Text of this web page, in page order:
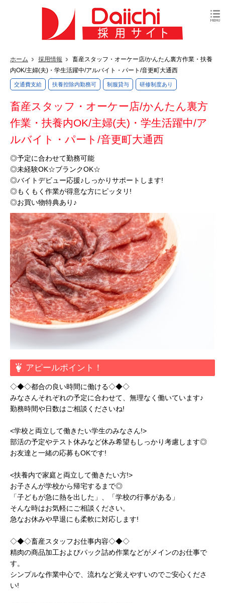
ホーム 採用情報
畜産スタッフ・オーケー店/かんたん裏方作業・扶養
内OK/主婦(夫)・学生活躍中/アルバイト・パート/音更町大通西
交通費支給 扶養控除内勤務可 制服貸与 研修制度あり
畜産スタッフ・オーケー店/かんたん裏方
作業・扶養内OK/主婦(夫)・学生活躍中/ア
ルバイト・パート/音更町大通西
◎予定に合わせて勤務可能
◎未経験OK☆ブランクOK☆
◎バイトデビュー応援♪しっかりサポートします!
◎もくもく作業が得意な方にピッタリ!
◎お買い物特典あり♪
アピールポイント！
◇◆◇都合の良い時間に働ける◇◆◇
みなさんそれぞれの予定に合わせて、無理なく働いています♪
勤務時間や日数はご相談くださいね!
<学校と両立して働きたい学生のみなさん!>
部活の予定やテスト休みなど休み希望もしっかり考慮します◎
お友達と一緒の応募もOKです!
<扶養内で家庭と両立して働きたい方!>
お子さんが学校から帰宅するまで◎
「子どもが急に熱を出した」、「学校の行事がある」
そんな時はお気軽にご相談ください。
急なお休みや早退にも柔軟に対応します!
◇◆◇畜産スタッフお仕事内容◇◆◇
精肉の商品加工およびパック詰め作業などがメインのお仕事で
す。
シンプルな作業中心で、流れなど覚えやすいのでご安心くださ
い!